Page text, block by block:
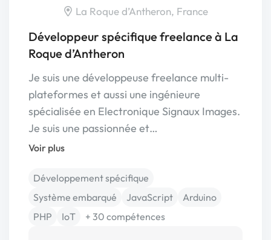
La Roque d’Antheron, France
Développeur spécifique freelance à La
Roque d’Antheron
Je suis une développeuse freelance multi-
plateformes et aussi une ingénieure
spécialisée en Electronique Signaux Images.
Je suis une passionnée et…
Voir plus
Développement spécifique
Système embarqué
JavaScript
Arduino
PHP
IoT + 30 compétences